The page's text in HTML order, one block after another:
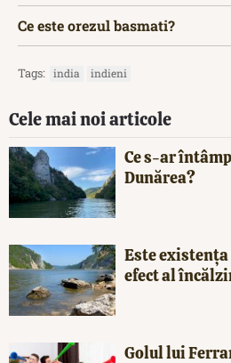
Ce este orezul basmati?
Tags: india indieni
Cele mai noi articole
Ce s-ar
Dunărea?
Este existența
efect al
Golul lui